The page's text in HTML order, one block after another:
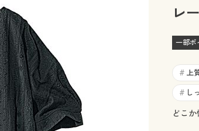
着
カーテン・ラグ・ファブリック
レ
一部ポ
# 上
# し
どこ